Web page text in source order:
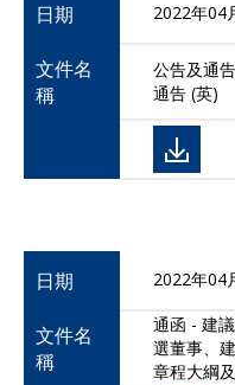
日期 2022年04
文件名
稱
公告及通
通告 (英)
日期 2022年04
文件名
稱
通函 - 建
選董事、
章程大綱